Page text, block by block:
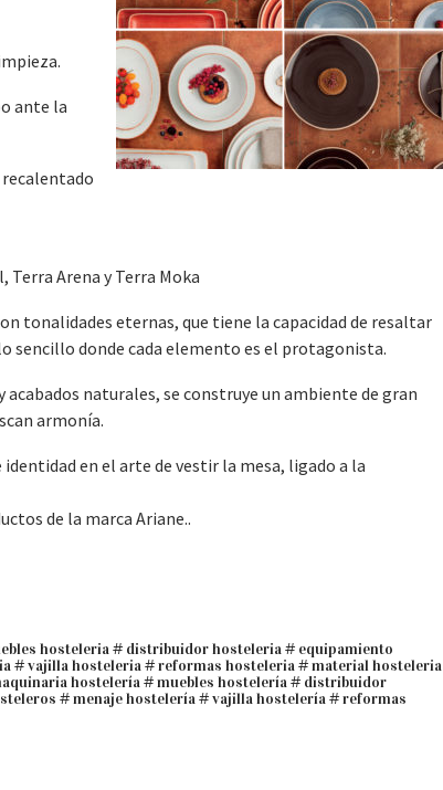
ante la
recalentado
Terra Arena y Terra Moka
tonalidades eternas, que tiene la capacidad de resaltar
sencillo donde cada elemento es el protagonista.
naturales, se construye un ambiente de gran
armonía.
en el arte de vestir la mesa, ligado a la
de la marca Ariane..
hosteleria # distribuidor hosteleria # equipamiento
# vajilla hosteleria # reformas hosteleria # material hosteleria
hostelería # muebles hostelería # distribuidor
# menaje hostelería # vajilla hostelería # reformas